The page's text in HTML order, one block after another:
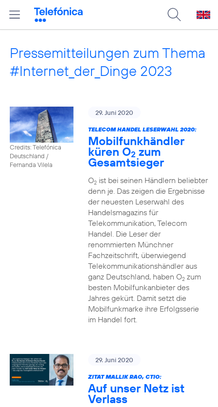
Pressemitteilungen zum Thema
#Internet_der_Dinge 2023
Credits: Telefónica
Deutschland /
Fernanda Vilela
29. Juni 2020
TELECOM HANDEL LESERWAHL 2020:
Mobilfunkhändler
küren O2 zum
Gesamtsieger
O2ist bei seinen Händlern beliebter
denn je. Das zeigen die Ergebnisse
der neuesten Leserwahl des
Handelsmagazins für
Telekommunikation, Telecom
Handel. Die Leser der
renommierten Münchner
Fachzeitschrift, überwiegend
Telekommunikationshändler aus
ganz Deutschland, haben O2zum
besten Mobilfunkanbieter des
Jahres gekürt. Damit setzt die
Mobilfunkmarke ihre Erfolgsserie
im Handel fort.
29. Juni 2020
ZITAT MALLIK RAO, CTIO:
Auf unser Netz ist
Verlass